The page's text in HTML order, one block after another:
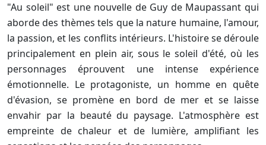
"Au soleil" est une nouvelle de Guy de Maupassant qui
aborde des thèmes tels que la nature humaine, l'amour,
la passion, et les conflits intérieurs. L'histoire se déroule
principalement en plein air, sous le soleil d'été, où les
personnages éprouvent une intense expérience
émotionnelle. Le protagoniste, un homme en quête
d'évasion, se promène en bord de mer et se laisse
envahir par la beauté du paysage. L'atmosphère est
empreinte de chaleur et de lumière, amplifiant les